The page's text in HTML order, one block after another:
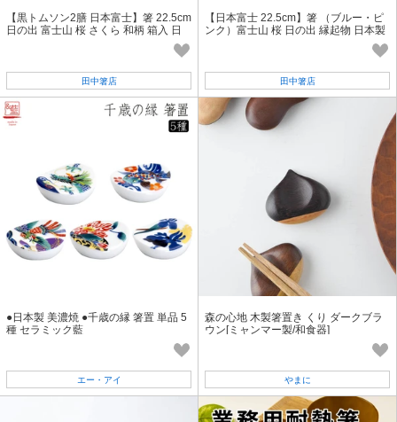
【黒トムソン2膳 日本富士】箸 22.5cm
日の出 富士山 桜 さくら 和柄 箱入 日
田中箸店
【日本富士 22.5cm】箸 （ブルー・ピ
ンク）富士山 桜 日の出 縁起物 日本製
田中箸店
●日本製 美濃焼 ●千歳の縁 箸置 単品 5
種 セラミック藍
エー・アイ
森の心地 木製箸置き くり ダークブラ
ウン[ミャンマー製/和食器]
やまに